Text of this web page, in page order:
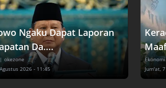
Ngaku Dapat Laporan
Da....
| okezone
2026 - 11:45
Ekonomi
Jum'at,